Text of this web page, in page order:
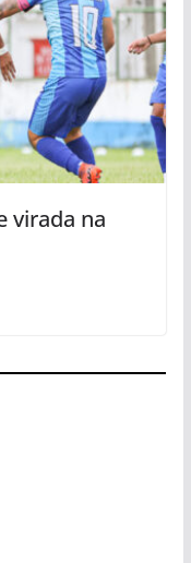
virada na